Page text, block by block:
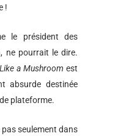
!
le président des
ne pourrait le dire.
a Mushroom est
absurde destinée
plateforme.
pas seulement dans